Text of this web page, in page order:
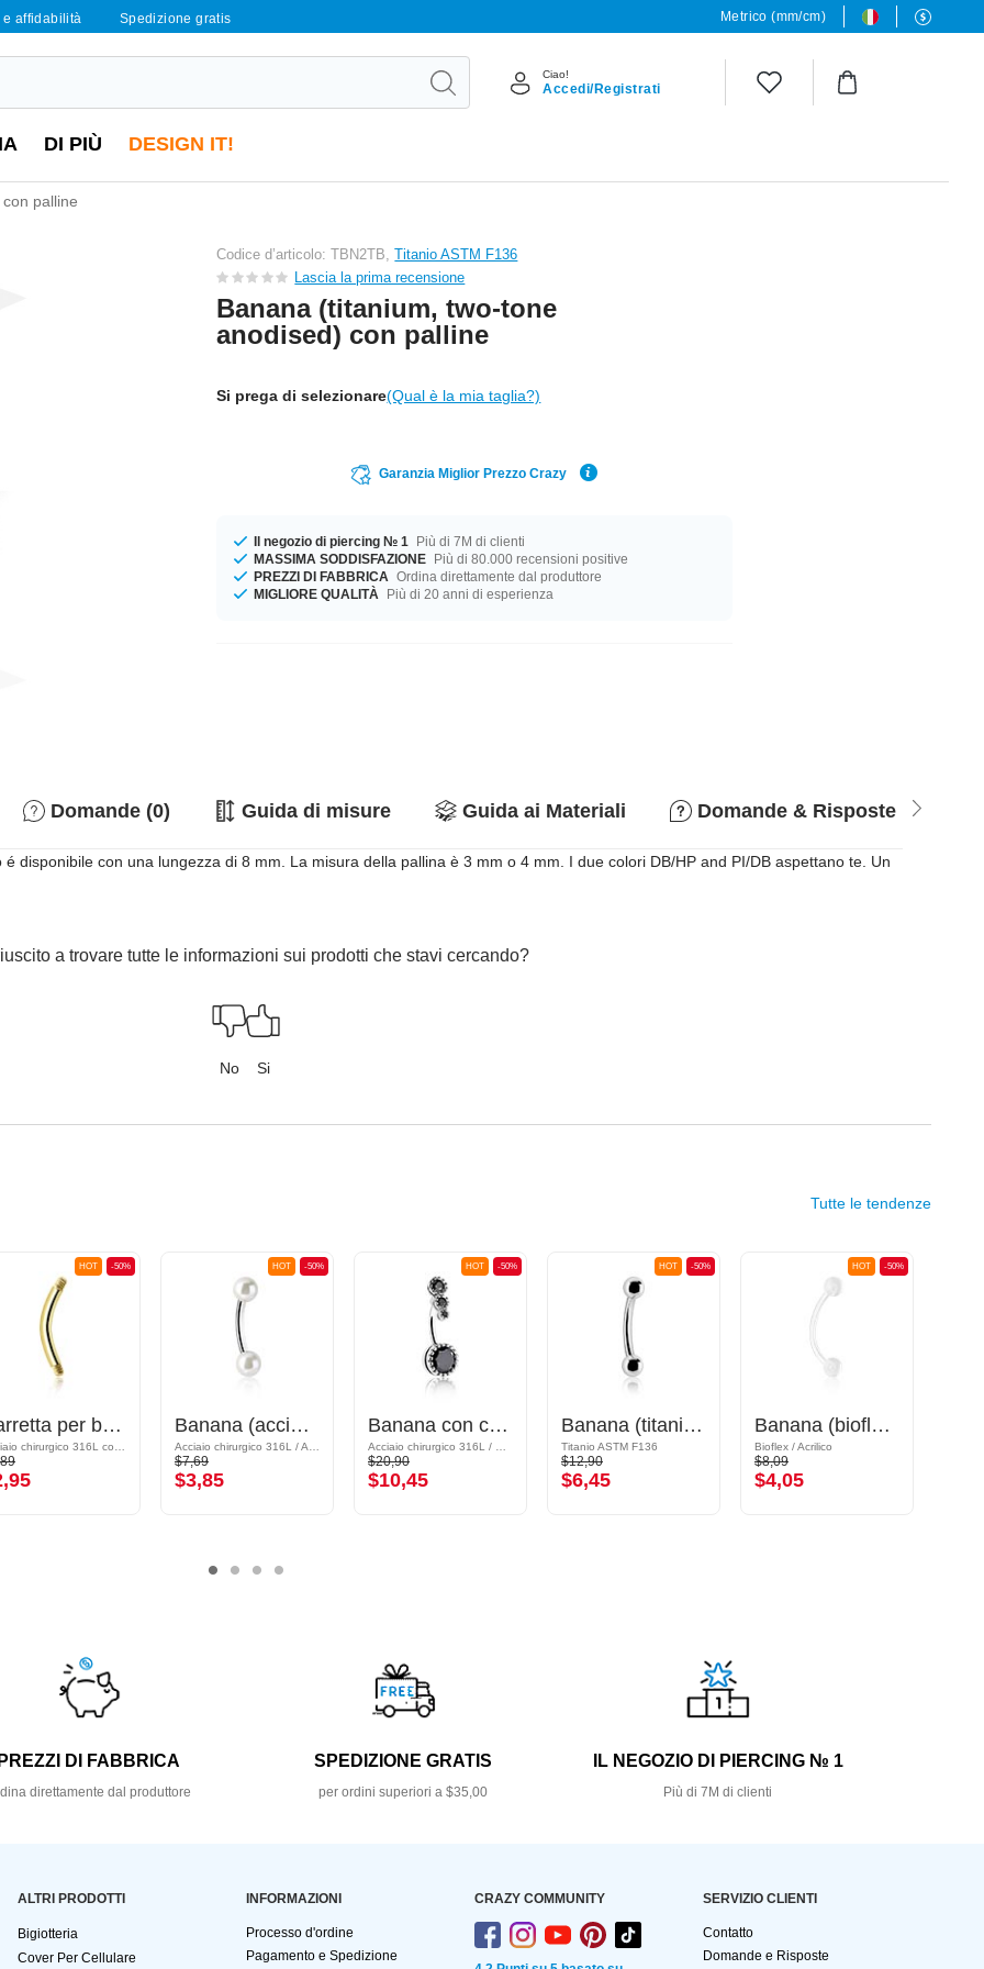
e affidabilità Spedizione gratis Metrico (mm/cm)
Ciao!
Accedi/Registrati
DI PIÙ DESIGN IT!
palline
Codice d’articolo: TBN2TB,Titanio ASTM F136
Lascia la prima recensione
Banana (titanium, two-tone
anodised) con palline
Si prega di selezionare(Qual è la mia taglia?)
Garanzia Miglior Prezzo Crazy
Il negozio di piercing № 1
Più di 7M di clienti
MASSIMA SODDISFAZIONE Più di 80.000 recensioni positive
PREZZI DI FABBRICA Ordina direttamente dal produttore
MIGLIORE QUALITÀ
Più di 20 anni di esperienza
Domande (0) Guida di misure Guida ai Materiali Domande & Risposte
disponibile con una lungezza di 8 mm. La misura della pallina è 3 mm o 4 mm. I due colori DB/HP and PI/DB aspettano te. Un
a trovare tutte le informazioni sui prodotti che stavi cercando?
No Si
Tutte le tendenze
-50%
HOT
Barretta per banana
-50%
HOT
Banana (acciaio chirurgico, argento, finitura lucida) con imitazione di perla
$7,69
$3,85
-50%
HOT
Banana con cristallini
$20,90
$10,45
-50%
HOT
Banana (titanio, anodizzato) con palline
Titanio ASTM F136
$12,90
$6,45
-50%
HOT
Banana (bioflex, vari colori) con palline in acrilico
Bioflex / Acrilico
$8,09
$4,05
PREZZI DI FABBRICA
direttamente dal produttore
SPEDIZIONE GRATIS
per ordini superiori a $35,00
IL NEGOZIO DI PIERCING № 1
Più di 7M di clienti
ALTRI PRODOTTI
Bigiotteria
Cover Per Cellulare
INFORMAZIONI
Processo d'ordine
Pagamento e Spedizione
CRAZY COMMUNITY SERVIZIO CLIENTI
Contatto
Domande e Risposte